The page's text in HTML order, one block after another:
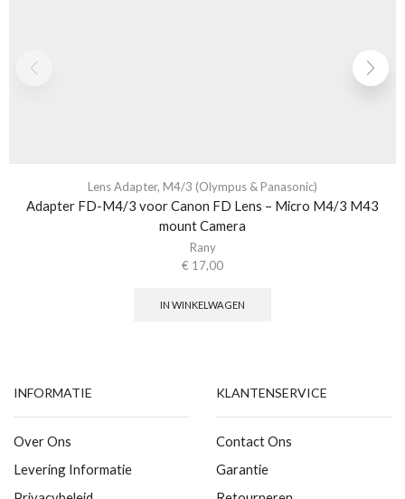
Lens Adapter, M4/3 (Olympus & Panasonic)
Adapter FD-M4/3 voor Canon FD Lens – Micro M4/3 M43
mount Camera
Rany
€ 17,00
IN WINKELWAGEN
INFORMATIE
Over Ons
Levering Informatie
KLANTENSERVICE
Contact Ons
Garantie